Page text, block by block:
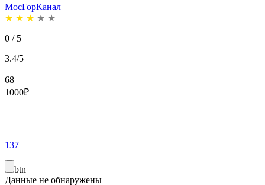
МосГорКанал
★ ★ ★ ★ ★
0 / 5
3.4/5
68
1000₽
137
btn
Данные не обнаружены